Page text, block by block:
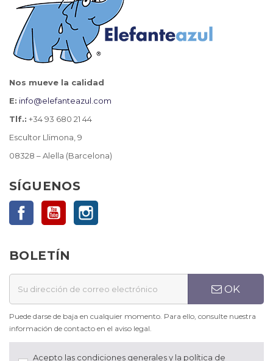
Nos mueve la calidad
E: info@elefanteazul.com
Tlf.: +34 93 680 21 44
Escultor Llimona, 9
08328 – Alella (Barcelona)
SÍGUENOS
FacebookYouTube
BOLETÍN
OK
Puede darse de baja en cualquier momento. Para ello, consulte nuestra
información de contacto en el aviso legal.
Acepto las condiciones generales y la política de